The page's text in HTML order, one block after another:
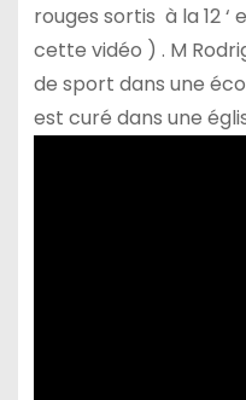
rouges sortis à la 12 ‘
cette vidéo ) . M
de sport dans une
est curé dans une